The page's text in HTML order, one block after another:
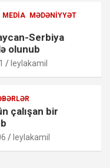
MEDIA MƏDƏNIYYƏT
Serbiya
olunub
leylakamil
çalışan bir
leylakamil